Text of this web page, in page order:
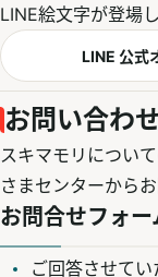
LINE絵文字が登場
LINE 公式
お問い合わ
スキマモリについ
さまセンターから
お問合せフォ
ご回答させて